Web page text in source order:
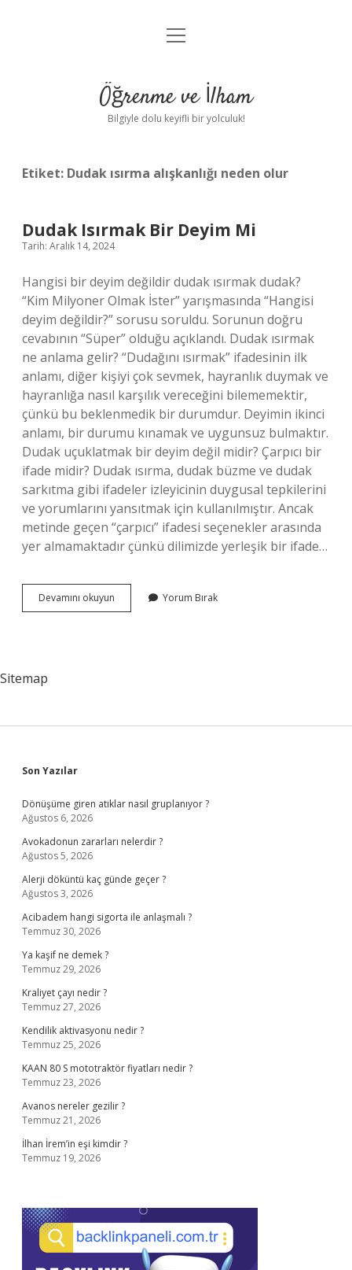
Anasayfa
Yasal Uyarı
menüyü
Öğrenme ve İlham
Bilgiyle dolu keyifli bir yolculuk!
Etiket: Dudak ısırma alışkanlığı neden olur
Dudak Isırmak Bir Deyim Mi
Tarih: Aralık 14, 2024
Hangisi bir deyim değildir dudak ısırmak dudak?
“Kim Milyoner Olmak İster” yarışmasında “Hangisi
deyim değildir?” sorusu soruldu. Sorunun doğru
cevabının “Süper” olduğu açıklandı. Dudak ısırmak
ne anlama gelir? “Dudağını ısırmak” ifadesinin ilk
anlamı, diğer kişiyi çok sevmek, hayranlık duymak ve
hayranlığa nasıl karşılık vereceğini bilememektir,
çünkü bu beklenmedik bir durumdur. Deyimin ikinci
anlamı, bir durumu kınamak ve uygunsuz bulmaktır.
Dudak uçuklatmak bir deyim değil midir? Çarpıcı bir
ifade midir? Dudak ısırma, dudak büzme ve dudak
sarkıtma gibi ifadeler izleyicinin duygusal tepkilerini
ve yorumlarını yansıtmak için kullanılmıştır. Ancak
metinde geçen “çarpıcı” ifadesi seçenekler arasında
yer almamaktadır çünkü dilimizde yerleşik bir ifade…
Devamını okuyun
Isırmak
Yorum Bırak
Sitemap
Sidebar
Son Yazılar
Dönüşüme giren atıklar nasıl gruplanıyor ?
Ağustos 6, 2026
Avokadonun zararları nelerdir ?
Ağustos 5, 2026
Alerji döküntü kaç günde geçer ?
Ağustos 3, 2026
Acibadem hangi sigorta ile anlaşmalı ?
Temmuz 30, 2026
Ya kaşif ne demek ?
Temmuz 29, 2026
Kraliyet çayı nedir ?
Temmuz 27, 2026
Kendilik aktivasyonu nedir ?
Temmuz 25, 2026
KAAN 80 S mototraktör fiyatları nedir ?
Temmuz 23, 2026
Avanos nereler gezilir ?
Temmuz 21, 2026
İlhan İrem’in eşi kimdir ?
Temmuz 19, 2026